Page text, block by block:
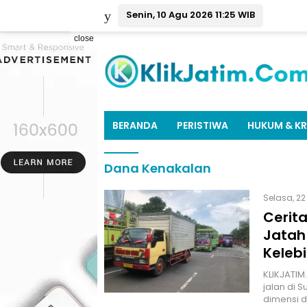
Senin, 10 Agu 2026 11:25 WIB
close
BERANDA PERISTIWA HUKUM &
Dana Kenakalan
Selasa, 22
Jatah
jalan di
dimensi